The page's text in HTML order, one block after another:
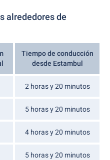
alrededores de
Tiempo de conducción
desde Estambul
2 horas y 20 minutos
5 horas y 20 minutos
4 horas y 20 minutos
5 horas y 20 minutos